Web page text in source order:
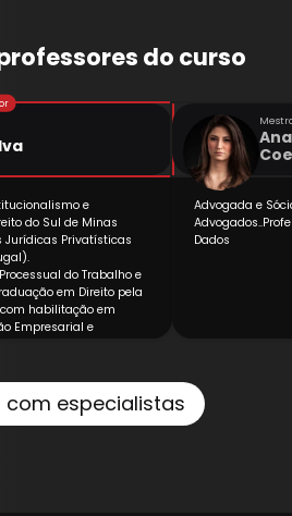
do curso
e
do Sul de Minas
Jurídicas Privatísticas
do Trabalho e
em Direito pela
habilitação em
Empresarial e
universitário e
do
digital.
Advogada e
Dados
com especialistas